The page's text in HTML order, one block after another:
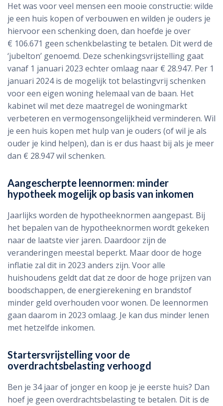
Het was voor veel mensen een mooie constructie: wilde
je een huis kopen of verbouwen en wilden je ouders je
hiervoor een schenking doen, dan hoefde je over
€ 106.671 geen schenkbelasting te betalen. Dit werd de
‘jubelton’ genoemd. Deze schenkingsvrijstelling gaat
vanaf 1 januari 2023 echter omlaag naar € 28.947. Per 1
januari 2024 is de mogelijk tot belastingvrij schenken
voor een eigen woning helemaal van de baan. Het
kabinet wil met deze maatregel de woningmarkt
verbeteren en vermogensongelijkheid verminderen. Wil
je een huis kopen met hulp van je ouders (of wil je als
ouder je kind helpen), dan is er dus haast bij als je meer
dan € 28.947 wil schenken.
Aangescherpte leennormen: minder
hypotheek mogelijk op basis van inkomen
Jaarlijks worden de hypotheeknormen aangepast. Bij
het bepalen van de hypotheeknormen wordt gekeken
naar de laatste vier jaren. Daardoor zijn de
veranderingen meestal beperkt. Maar door de hoge
inflatie zal dit in 2023 anders zijn. Voor alle
huishoudens geldt dat dat ze door de hoge prijzen van
boodschappen, de energierekening en brandstof
minder geld overhouden voor wonen. De leennormen
gaan daarom in 2023 omlaag. Je kan dus minder lenen
met hetzelfde inkomen.
Startersvrijstelling voor de
overdrachtsbelasting verhoogd
Ben je 34 jaar of jonger en koop je je eerste huis? Dan
hoef je geen overdrachtsbelasting te betalen. Dit is de